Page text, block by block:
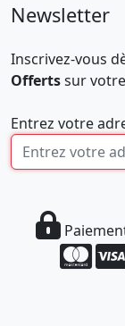
Newsletter
Inscrivez-vous
Offertssur
Entrez votre